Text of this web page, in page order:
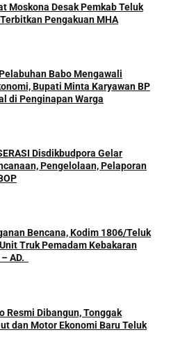
Moskona Desak Pemkab Teluk
Pengakuan MHA
Babo Mengawali
Bupati Minta Karyawan BP
di Penginapan Warga
Disdikbudpora Gelar
Pengelolaan, Pelaporan
Bencana, Kodim 1806/Teluk
Truk Pemadam Kebakaran
Resmi Dibangun, Tonggak
dan Motor Ekonomi Baru Teluk